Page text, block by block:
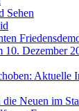
Sehen
10. Dezember
Aktuelle
die Neuen im